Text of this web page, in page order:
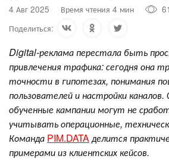
4 Авг 2025 Время чтения 4 мин
Поделиться:
Digital-реклама перестала быть
привлечения трафика: сегодня она
точности в гипотезах, понимания
пользователей и настройки
обученные кампании могут не
учитывать операционные,
Команда PIM.DATA делится
примерами из клиентских кейсов.